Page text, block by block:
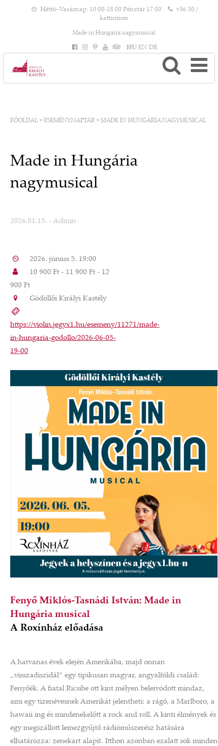
Hétfő–Vasárnap: 10:00-18:00 Pénztár 17:00
+36 30 /
kattintson
Made in Hungária nagymusical
HU EN DE
FŐOLDAL > ESEMÉNYNAPTÁR > MADE IN HUNGÁRIA NAGYMUSICAL
Made in Hungária
nagymusical
2026.01.15. - Admin
2026. június 5. 19:00
10 900 Ft - 11 900 Ft - 12
900 Ft
Gödöllői Királyi Kastély
https://violin.jegyx1.hu/esemeny/11271/made-
in-hungaria-godollo/2026-06-05-
19-00
Fenyő Miklós-Tasnádi István: Made in
Hungária musical
A Roxínház előadása
A hatvanas évek elején Amerikába, majd onnan
„visszadiszidál” egy tipikusan magyar, angyalföldi család:
Fenyőék. A fiatal Ricsibe ott kint mélyen beleivódott mindaz,
ami egy tizenévesnek Amerikát jelentheti: a rágó, a Marlboro, a
hawaii ing és mindenekelőtt a rock and roll. A kinti élmények és
egy megszállott lemezgyűjtő rádióműszerész hatására
elhatározza: zenekart alapít. Itthon azonban ezalatt sok minden